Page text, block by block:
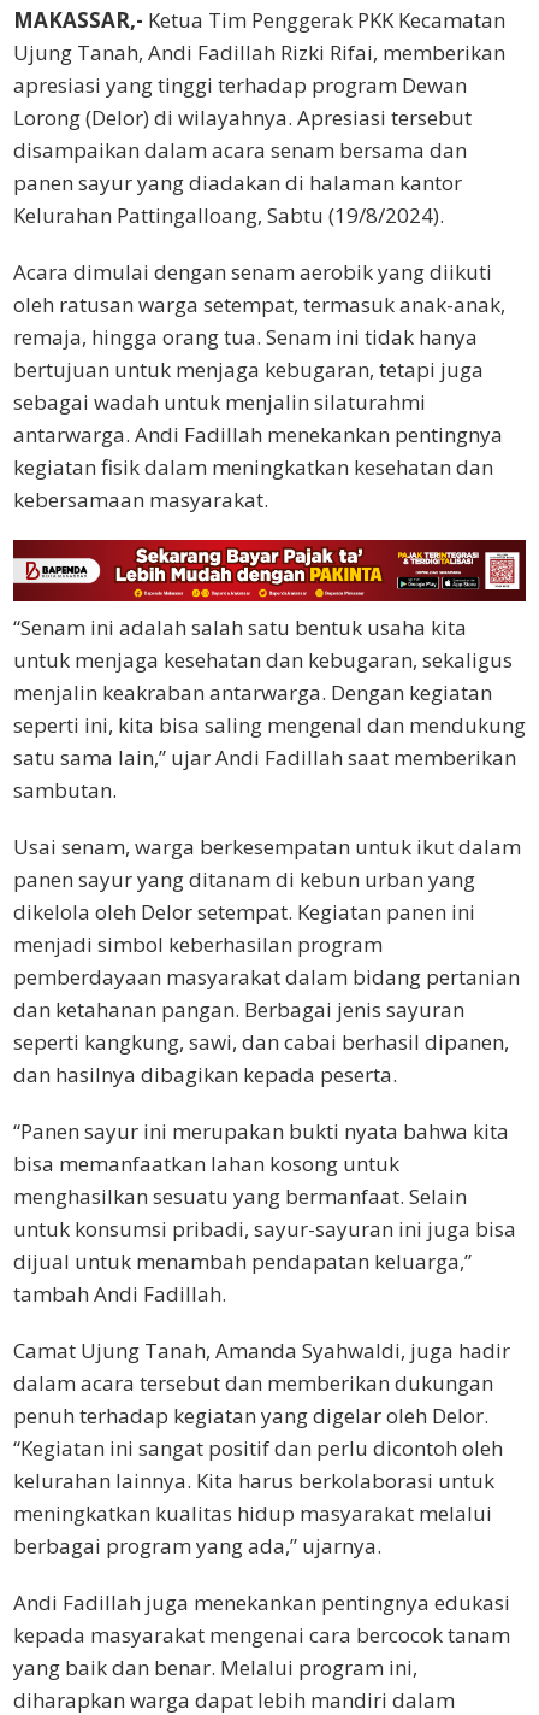
MAKASSAR,- Ketua Tim Penggerak PKK Kecamatan
Ujung Tanah, Andi Fadillah Rizki Rifai, memberikan
apresiasi yang tinggi terhadap program Dewan
Lorong (Delor) di wilayahnya. Apresiasi tersebut
disampaikan dalam acara senam bersama dan
panen sayur yang diadakan di halaman kantor
Kelurahan Pattingalloang, Sabtu (19/8/2024).
Acara dimulai dengan senam aerobik yang diikuti
oleh ratusan warga setempat, termasuk anak-anak,
remaja, hingga orang tua. Senam ini tidak hanya
bertujuan untuk menjaga kebugaran, tetapi juga
sebagai wadah untuk menjalin silaturahmi
antarwarga. Andi Fadillah menekankan pentingnya
kegiatan fisik dalam meningkatkan kesehatan dan
kebersamaan masyarakat.
“Senam ini adalah salah satu bentuk usaha kita
untuk menjaga kesehatan dan kebugaran, sekaligus
menjalin keakraban antarwarga. Dengan kegiatan
seperti ini, kita bisa saling mengenal dan mendukung
satu sama lain,” ujar Andi Fadillah saat memberikan
sambutan.
Usai senam, warga berkesempatan untuk ikut dalam
panen sayur yang ditanam di kebun urban yang
dikelola oleh Delor setempat. Kegiatan panen ini
menjadi simbol keberhasilan program
pemberdayaan masyarakat dalam bidang pertanian
dan ketahanan pangan. Berbagai jenis sayuran
seperti kangkung, sawi, dan cabai berhasil dipanen,
dan hasilnya dibagikan kepada peserta.
“Panen sayur ini merupakan bukti nyata bahwa kita
bisa memanfaatkan lahan kosong untuk
menghasilkan sesuatu yang bermanfaat. Selain
untuk konsumsi pribadi, sayur-sayuran ini juga bisa
dijual untuk menambah pendapatan keluarga,”
tambah Andi Fadillah.
Camat Ujung Tanah, Amanda Syahwaldi, juga hadir
dalam acara tersebut dan memberikan dukungan
penuh terhadap kegiatan yang digelar oleh Delor.
“Kegiatan ini sangat positif dan perlu dicontoh oleh
kelurahan lainnya. Kita harus berkolaborasi untuk
meningkatkan kualitas hidup masyarakat melalui
berbagai program yang ada,” ujarnya.
Andi Fadillah juga menekankan pentingnya edukasi
kepada masyarakat mengenai cara bercocok tanam
yang baik dan benar. Melalui program ini,
diharapkan warga dapat lebih mandiri dalam